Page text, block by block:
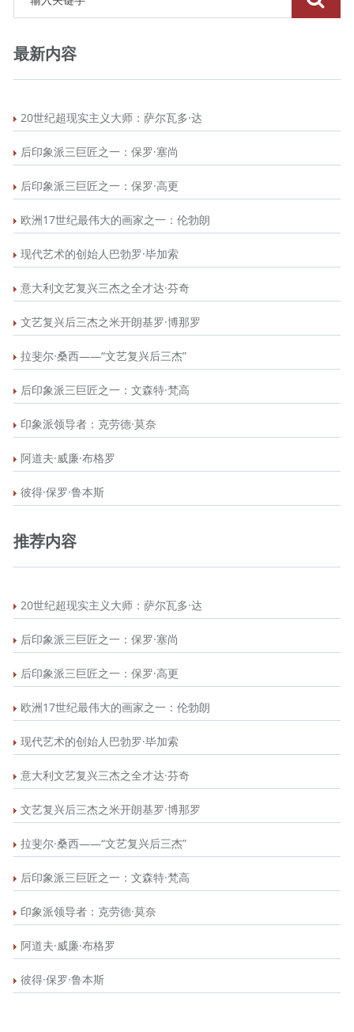
最新内容
20世纪超现实主义大师：萨尔瓦多·达
后印象派三巨匠之一：保罗·塞尚
后印象派三巨匠之一：保罗·高更
欧洲17世纪最伟大的画家之一：伦勃朗
现代艺术的创始人巴勃罗·毕加索
意大利文艺复兴三杰之全才达·芬奇
文艺复兴后三杰之米开朗基罗·博那罗
拉斐尔·桑西——“文艺复兴后三杰”
后印象派三巨匠之一：文森特·梵高
印象派领导者：克劳德·莫奈
阿道夫·威廉·布格罗
彼得·保罗·鲁本斯
推荐内容
20世纪超现实主义大师：萨尔瓦多·达
后印象派三巨匠之一：保罗·塞尚
后印象派三巨匠之一：保罗·高更
欧洲17世纪最伟大的画家之一：伦勃朗
现代艺术的创始人巴勃罗·毕加索
意大利文艺复兴三杰之全才达·芬奇
文艺复兴后三杰之米开朗基罗·博那罗
拉斐尔·桑西——“文艺复兴后三杰”
后印象派三巨匠之一：文森特·梵高
印象派领导者：克劳德·莫奈
阿道夫·威廉·布格罗
彼得·保罗·鲁本斯